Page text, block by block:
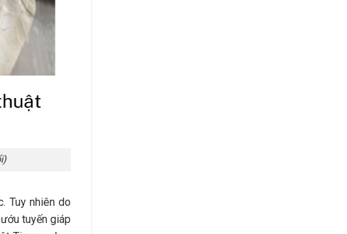
Tuy nhiên do
tuyến giáp